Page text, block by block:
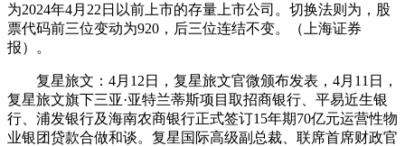
为2024年4月22日以前上市的存量上市公司。切换法则为，股
票代码前三位变动为920，后三位连结不变。（上海证券
报）。
复星旅文：4月12日，复星旅文官微颁布发表，4月11日，
复星旅文旗下三亚·亚特兰蒂斯项目取招商银行、平易近生银
行、浦发银行及海南农商银行正式签订15年期70亿元运营性物
业银团贷款合做和谈。复星国际高级副总裁、联席首席财政官